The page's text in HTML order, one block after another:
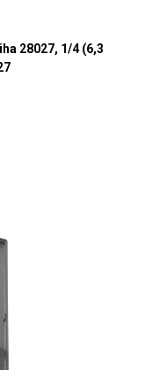
28027, 1/4 (6,3